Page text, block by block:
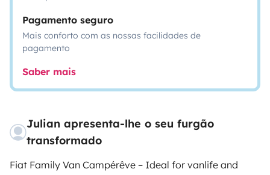
Pagamento seguro
Mais conforto com as nossas facilidades de
pagamento
Saber mais
Julian apresenta-lhe o seu furgão
transformado
Fiat Family Van Campérêve – Ideal for vanlife and